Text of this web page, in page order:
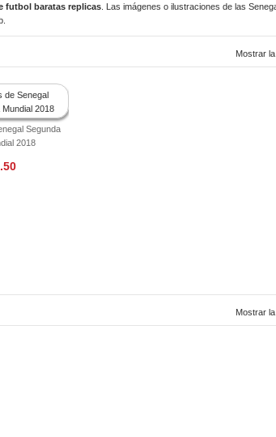
futbol baratas replicas. Las imágenes o ilustraciones de las
Mostrar
Segunda
2018
Mostrar